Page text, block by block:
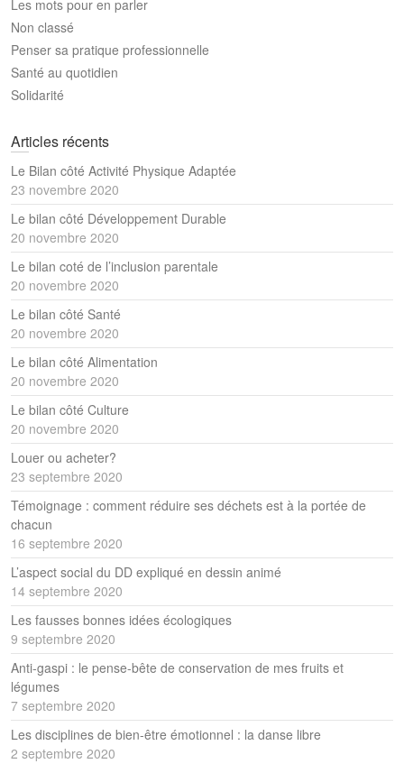
Les mots pour en parler
Non classé
Penser sa pratique professionnelle
Santé au quotidien
Solidarité
Articles récents
Le Bilan côté Activité Physique Adaptée
23 novembre 2020
Le bilan côté Développement Durable
20 novembre 2020
Le bilan coté de l’inclusion parentale
20 novembre 2020
Le bilan côté Santé
20 novembre 2020
Le bilan côté Alimentation
20 novembre 2020
Le bilan côté Culture
20 novembre 2020
Louer ou acheter?
23 septembre 2020
Témoignage : comment réduire ses déchets est à la portée de
chacun
16 septembre 2020
L’aspect social du DD expliqué en dessin animé
14 septembre 2020
Les fausses bonnes idées écologiques
9 septembre 2020
Anti-gaspi : le pense-bête de conservation de mes fruits et
légumes
7 septembre 2020
Les disciplines de bien-être émotionnel : la danse libre
2 septembre 2020